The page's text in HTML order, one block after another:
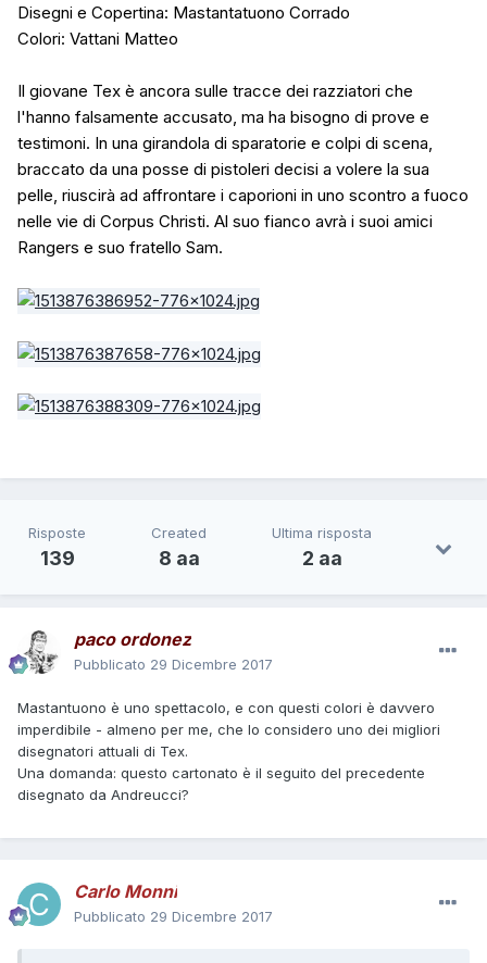
Disegni e Copertina: Mastantatuono Corrado
Colori: Vattani Matteo
Il giovane Tex è ancora sulle tracce dei razziatori che
l'hanno falsamente accusato, ma ha bisogno di prove e
testimoni. In una girandola di sparatorie e colpi di scena,
braccato da una posse di pistoleri decisi a volere la sua
pelle, riuscirà ad affrontare i caporioni in uno scontro a fuoco
nelle vie di Corpus Christi. Al suo fianco avrà i suoi amici
Rangers e suo fratello Sam.
Risposte
139
Created
8 aa
Ultima risposta
2 aa
paco ordonez
Pubblicato 29 Dicembre 2017
Mastantuono è uno spettacolo, e con questi colori è davvero
imperdibile - almeno per me, che lo considero uno dei migliori
disegnatori attuali di Tex.
Una domanda: questo cartonato è il seguito del precedente
disegnato da Andreucci?
Carlo Monni
Pubblicato 29 Dicembre 2017